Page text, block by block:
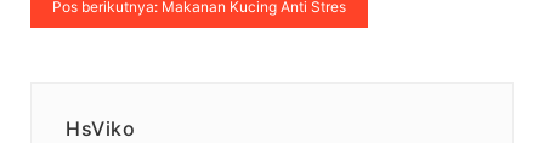
Pos berikutnya: Makanan Kucing Anti Stres
HsViko